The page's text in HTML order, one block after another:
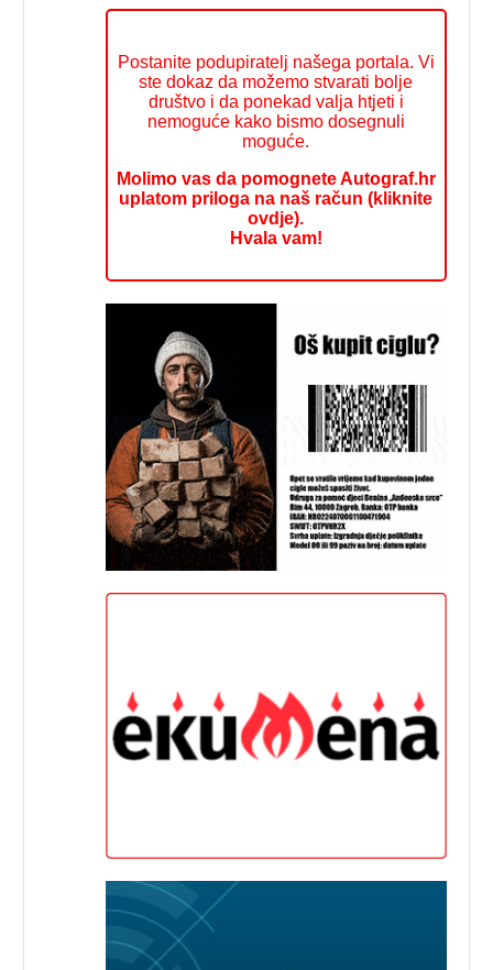
Postanite podupiratelj našega portala. Vi
ste dokaz da možemo stvarati bolje
društvo i da ponekad valja htjeti i
nemoguće kako bismo dosegnuli
moguće.
Molimo vas da pomognete Autograf.hr
uplatom priloga na naš račun (kliknite
ovdje).
Hvala vam!